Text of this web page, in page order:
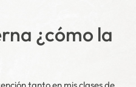
¿cómo la